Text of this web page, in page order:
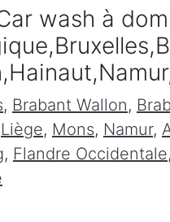
wash à
, Brabant Wallon,
Liège, Mons, Namur,
, Flandre Occidentale,